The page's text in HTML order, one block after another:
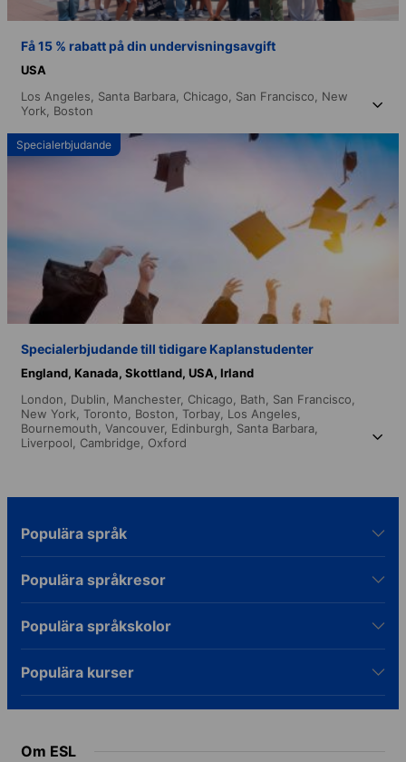
Få 15 % rabatt på din undervisningsavgift
USA
Los Angeles, Santa Barbara, Chicago, San Francisco, New
York, Boston
Specialerbjudande
Specialerbjudande till tidigare Kaplanstudenter
England, Kanada, Skottland, USA, Irland
London, Dublin, Manchester, Chicago, Bath, San Francisco,
New York, Toronto, Boston, Torbay, Los Angeles,
Bournemouth, Vancouver, Edinburgh, Santa Barbara,
Liverpool, Cambridge, Oxford
Populära språk
Populära språkresor
Populära språkskolor
Populära kurser
Om ESL